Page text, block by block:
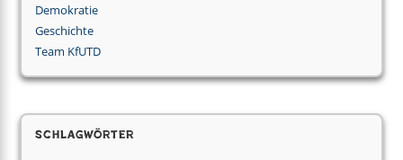
Demokratie
Geschichte
Team KfUTD
Schlagwörter